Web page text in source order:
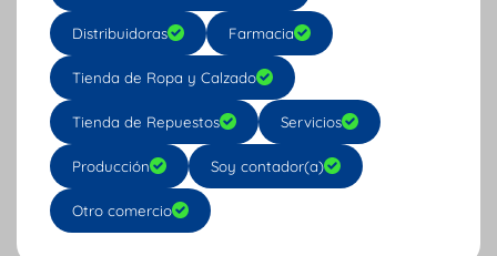
contabilidad
para automatizar la
importación y el procesamiento de estos
documentos electrónicos.
3. Implementa un sistema de
almacenamiento segurocon opción de
almacenamiento en la nube, o un servidor
local con las medidas de seguridad
Distribuidoras Farmacia
Tienda de Ropa y Calzado
Tienda de Repuestos Servicios
Producción Soy contador(a)
Otro comercio